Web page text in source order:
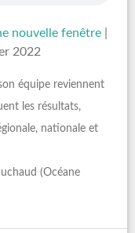
nouvelle fenêtre
2022
équipe reviennent
les résultats,
nationale et
(Océane